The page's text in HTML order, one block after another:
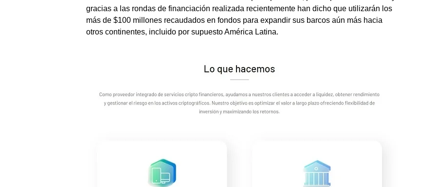
gracias a las rondas de financiación realizada recientemente han dicho que utilizarán los
más de $100 millones recaudados en fondos para expandir sus barcos aún más hacia
otros continentes, incluido por supuesto América Latina.